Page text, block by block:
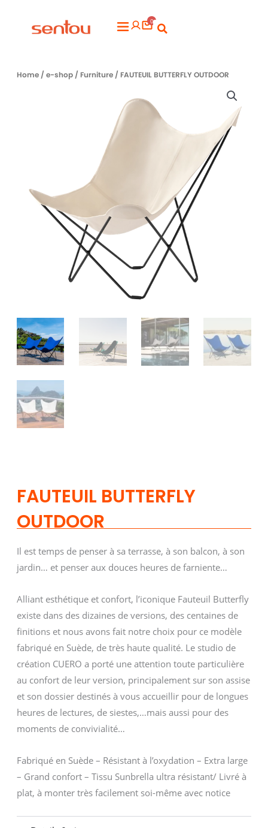
Flyout
0
Home/ e-shop/ Furniture/ FAUTEUIL BUTTERFLY OUTDOOR
FAUTEUIL BUTTERFLY
OUTDOOR
Il est temps de penser à sa terrasse, à son balcon, à son
jardin… et penser aux douces heures de farniente…
Alliant esthétique et confort, l’iconique Fauteuil Butterfly
existe dans des dizaines de versions, des centaines de
finitions et nous avons fait notre choix pour ce modèle
fabriqué en Suède, de très haute qualité. Le studio de
création CUERO a porté une attention toute particulière
au confort de leur version, principalement sur son assise
et son dossier destinés à vous accueillir pour de longues
heures de lectures, de siestes,…mais aussi pour des
moments de convivialité…
Fabriqué en Suède – Résistant à l’oxydation – Extra large
– Grand confort – Tissu Sunbrella ultra résistant/ Livré à
plat, à monter très facilement soi-même avec notice